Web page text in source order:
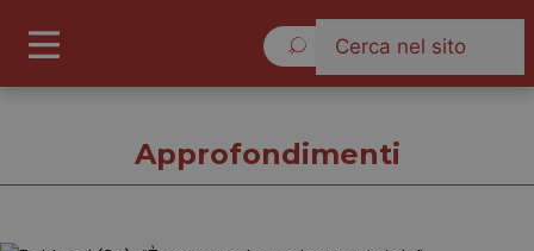
Approfondimenti